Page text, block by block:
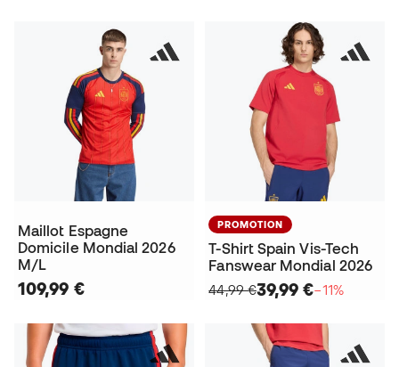
Maillot Espagne
Domicile Mondial 2026
M/L
109,99 €
PROMOTION
T-Shirt Spain Vis-Tech
Fanswear Mondial 2026
44,99 €39,99 €−11%